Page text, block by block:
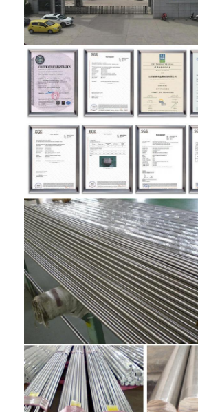
304 roestvrij staalpijp
316L roestvrij staalplaat
316L roestvrijstalen buis
2205 Plaat van roestvrij staal
Opgepoetste Roestvrij staalplaat
decoratieve ruiten van roestvrij staal
roestvrij staalbar
Aluminiummateriaal
Kopermateriaal
PPGI Gegalvaniseerde Staalrol